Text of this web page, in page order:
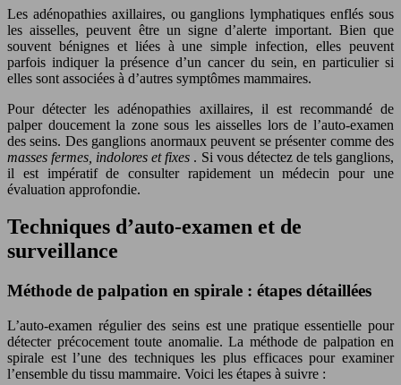
Les adénopathies axillaires, ou ganglions lymphatiques enflés sous
les aisselles, peuvent être un signe d’alerte important. Bien que
souvent bénignes et liées à une simple infection, elles peuvent
parfois indiquer la présence d’un cancer du sein, en particulier si
elles sont associées à d’autres symptômes mammaires.
Pour détecter les adénopathies axillaires, il est recommandé de
palper doucement la zone sous les aisselles lors de l’auto-examen
des seins. Des ganglions anormaux peuvent se présenter comme des
masses fermes, indolores et fixes . Si vous détectez de tels ganglions,
il est impératif de consulter rapidement un médecin pour une
évaluation approfondie.
Techniques d’auto-examen et de
surveillance
Méthode de palpation en spirale : étapes détaillées
L’auto-examen régulier des seins est une pratique essentielle pour
détecter précocement toute anomalie. La méthode de palpation en
spirale est l’une des techniques les plus efficaces pour examiner
l’ensemble du tissu mammaire. Voici les étapes à suivre :